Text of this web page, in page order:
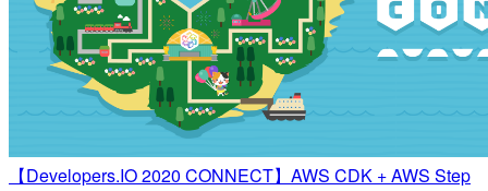
【Developers.IO 2020 CONNECT】AWS CDK + AWS Step